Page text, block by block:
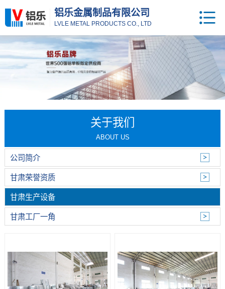
铝乐金属制品有限公司
LVLE METAL PRODUCTS CO., LTD
关于我们
ABOUT US
公司简介
甘肃荣誉资质
甘肃生产设备
甘肃工厂一角